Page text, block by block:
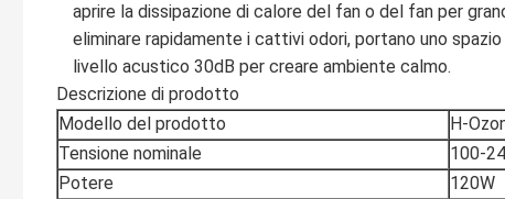
aprire la dissipazione di calore del fan o del fan per
eliminare rapidamente i cattivi odori, portano uno
livello acustico 30dB per creare ambiente calmo.
Descrizione di prodotto
Modello del prodotto
H-
Tensione nominale
100-
Potere
120W